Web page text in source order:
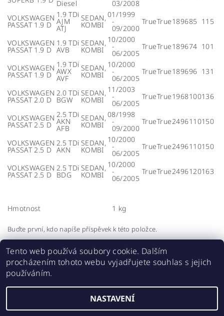
Diesel 03/2008
VOLKSWAGEN
PASSAT 1.9 D
1.9 TDi
AJM
ATJ
SEDAN,
KOMBI
01/1999
-
09/2000
TrueTrue189685 115
VOLKSWAGEN
PASSAT 1.9 D
1.9 TDi
AVB
SEDAN,
KOMBI
10/2000
-
06/2005
TrueTrue189674 101
VOLKSWAGEN
PASSAT 1.9 D
1.9 TDi
AWX
AVF
SEDAN,
KOMBI
10/2000
-
06/2005
TrueTrue189696 131
VOLKSWAGEN
PASSAT 2.0 D
2.0 TDi
BGW
SEDAN,
KOMBI
11/2003
-
06/2005
TrueTrue1968100136
VOLKSWAGEN
PASSAT 2.5 D
2.5 TDi
AKN
AFB
SEDAN,
KOMBI
08/1998
-
09/2000
TrueTrue2496110150
VOLKSWAGEN
PASSAT 2.5 D
2.5 TDi
AKN
SEDAN,
KOMBI
10/2000
-
06/2005
TrueTrue2496110150
VOLKSWAGEN
PASSAT 2.5 D
2.5 TDi
BDG
SEDAN,
KOMBI
10/2000
-
06/2005
TrueTrue2496120163
Hmotnost 1 kg
Buďte první, kdo napíše příspěvek k této položce.
Přidat komentář
2026 ©E-SHOP IKARUS, všechna práva vyhrazenaUpravit nastavení cookies
Tento web používá soubory cookie. Dalším
procházením tohoto webu vyjadřujete souhlas s jejich
používáním.
NASTAVENÍ